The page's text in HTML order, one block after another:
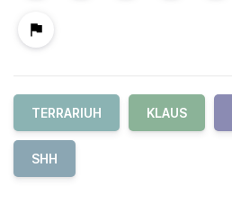
TERRARIUH KLAUS
SHH